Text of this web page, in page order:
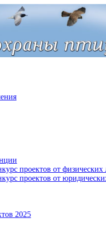
проектов от физических
проектов от
2025